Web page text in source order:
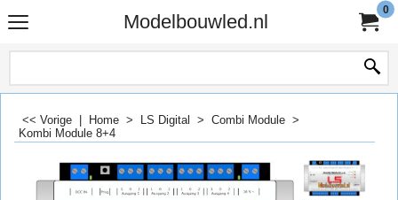
Modelbouwled.nl
0
<< Vorige Home > LS Digital > Combi Module >
Kombi Module 8+4